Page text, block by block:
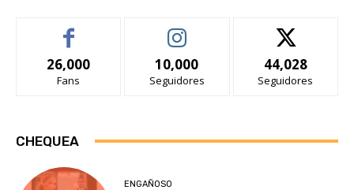
26,000
Fans
10,000
Seguidores
44,028
Seguidores
CHEQUEA
ENGAÑOSO